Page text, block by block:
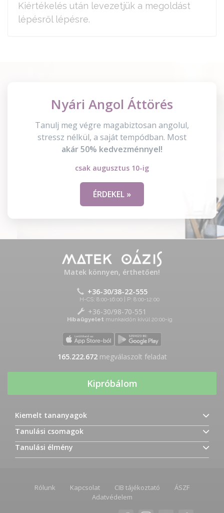
Kiértékelés után levezetjük a megoldást
lépésről lépésre.
Nyári Angol Áttörés
Tanulj meg végre magabiztosan angolul,
stressz nélkül, a saját tempódban. Most
akár 50% kedvezménnyel!
csak augusztus 10-ig
ÉRDEKEL »
Matek könnyen, érthetően!
+36-30/38-22-555
H-CS: 8:00-16:00 | P: 8:00-12:00
+36-30/98-70-551
Hibaügyelet munkaidőn kívül 20:00-ig
165.222.672megválaszolt feladat
Kipróbálom
Kiemelt tananyagok
Tanulási csomagok
Tanulási élmény
Rólunk Kapcsolat CIB tájékoztató
ÁSZF
Adatvédelem